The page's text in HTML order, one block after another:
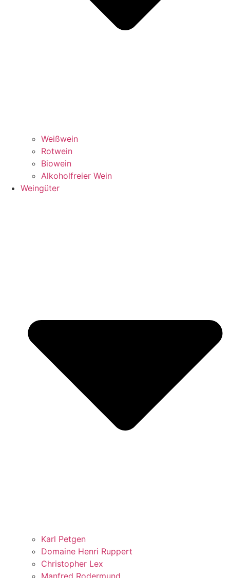
Weißwein
Rotwein
Biowein
Alkoholfreier Wein
Weingüter
Karl Petgen
Domaine Henri Ruppert
Christopher Lex
Manfred Rodermund